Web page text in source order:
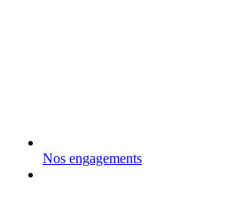
Nos engagements